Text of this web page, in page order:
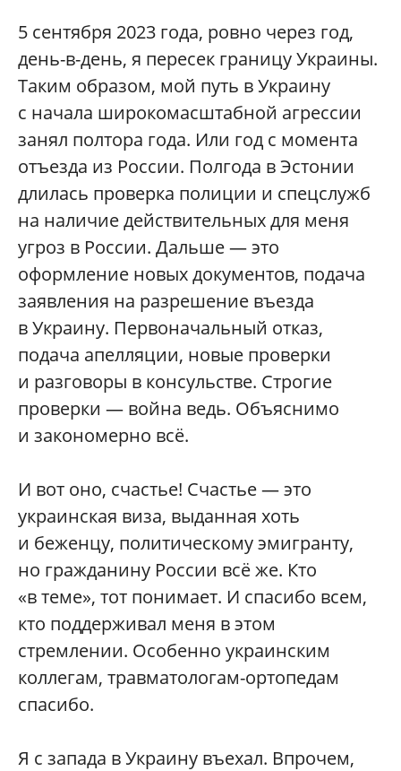
5 сентября 2023 года, ровно через год,
день-в-день, я пересек границу Украины.
Таким образом, мой путь в Украину
с начала широкомасштабной агрессии
занял полтора года. Или год с момента
отъезда из России. Полгода в Эстонии
длилась проверка полиции и спецслужб
на наличие действительных для меня
угроз в России. Дальше — это
оформление новых документов, подача
заявления на разрешение въезда
в Украину. Первоначальный отказ,
подача апелляции, новые проверки
и разговоры в консульстве. Строгие
проверки — война ведь. Объяснимо
и закономерно всё.
И вот оно, счастье! Счастье — это
украинская виза, выданная хоть
и беженцу, политическому эмигранту,
но гражданину России всё же. Кто
«в теме», тот понимает. И спасибо всем,
кто поддерживал меня в этом
стремлении. Особенно украинским
коллегам, травматологам-ортопедам
спасибо.
Я с запада в Украину въехал. Впрочем,